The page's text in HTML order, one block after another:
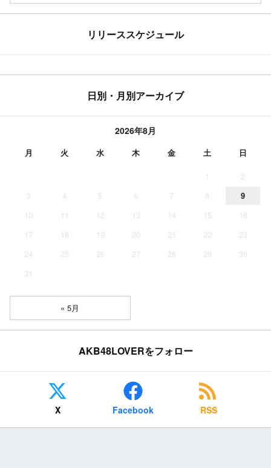
リリーススケジュール
日別・月別アーカイブ
2026年8月
月 火 水 木 金 土 日
1
2
3
4 5 6 7 8
9
10
11 12 13 14 15
16
17
18 19 20 21 22
23
24
25 26 27 28 29
30
31
« 5月
AKB48LOVERをフォロー
X Facebook RSS